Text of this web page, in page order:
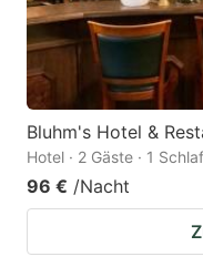
Bluhm's Hotel &
Hotel · 2 Gäste · 1
96 € /Nacht